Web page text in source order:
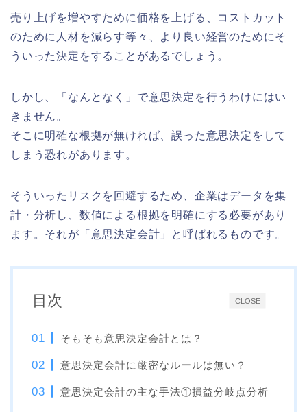
売り上げを増やすために価格を上げる、コストカット
のために人材を減らす等々、より良い経営のためにそ
ういった決定をすることがあるでしょう。
しかし、「なんとなく」で意思決定を行うわけにはい
きません。
そこに明確な根拠が無ければ、誤った意思決定をして
しまう恐れがあります。
そういったリスクを回避するため、企業はデータを集
計・分析し、数値による根拠を明確にする必要があり
ます。それが「意思決定会計」と呼ばれるものです。
CLOSE
目次
そもそも意思決定会計とは？
意思決定会計に厳密なルールは無い？
意思決定会計の主な手法①損益分岐点分析